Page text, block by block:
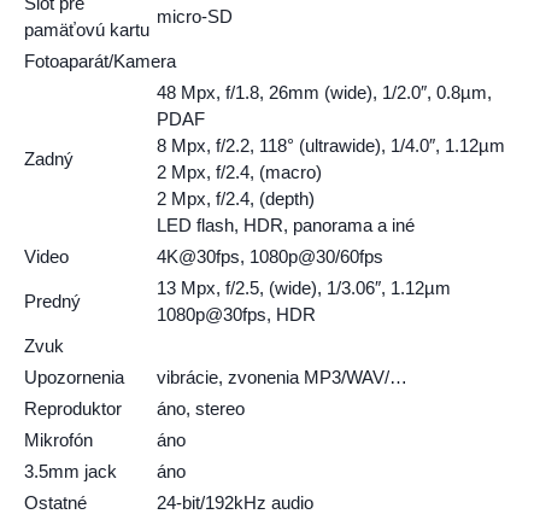
pamäťovú kartu
micro-SD
Fotoaparát/Kamera
Zadný
48 Mpx, f/1.8, 26mm (wide), 1/2.0″, 0.8µm,
PDAF
8 Mpx, f/2.2, 118° (ultrawide), 1/4.0″, 1.12µm
2 Mpx, f/2.4, (macro)
2 Mpx, f/2.4, (depth)
LED flash, HDR, panorama a iné
Video
4K@30fps, 1080p@30/60fps
Predný
13 Mpx, f/2.5, (wide), 1/3.06″, 1.12µm
1080p@30fps, HDR
Zvuk
Upozornenia
vibrácie, zvonenia MP3/WAV/…
Reproduktor
áno, stereo
Mikrofón
áno
3.5mm jack
áno
Ostatné
24-bit/192kHz audio